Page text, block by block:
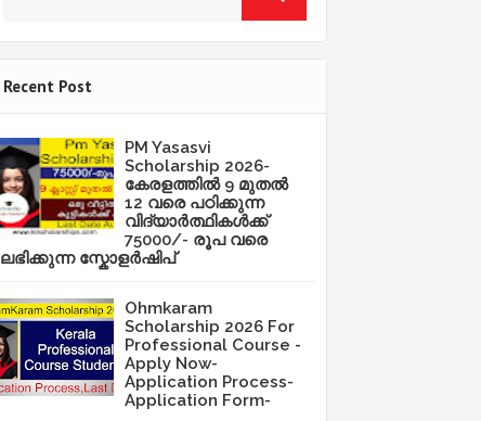
Recent Post
PM Yasasvi
Scholarship 2026-
കേരളത്തിൽ 9 മുതൽ
12 വരെ പഠിക്കുന്ന
വിദ്യാർത്ഥികൾക്ക്
75000/- രൂപ വരെ
ലഭിക്കുന്ന സ്കോളർഷിപ്
Ohmkaram
Scholarship 2026 For
Professional Course -
Apply Now-
Application Process-
Application Form-